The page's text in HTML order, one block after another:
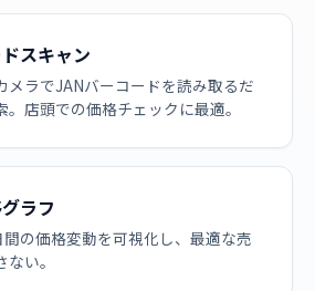
スキャン
メラでJANバーコードを読み取るだ
。店頭での価格チェックに最適。
ラフ
の価格変動を可視化し、最適な売
い。